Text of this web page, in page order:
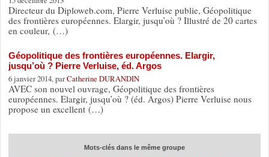
Directeur du Diploweb.com, Pierre Verluise publie, Géopolitique
des frontières européennes. Elargir, jusqu’où ? Illustré de 20 cartes
en couleur, (…)
Géopolitique des frontières européennes. Elargir,
jusqu’où ? Pierre Verluise, éd. Argos
6 janvier 2014, parCatherine DURANDIN
AVEC son nouvel ouvrage, Géopolitique des frontières
européennes. Elargir, jusqu’où ? (éd. Argos) Pierre Verluise nous
propose un excellent (…)
Mots-clés dans le même groupe